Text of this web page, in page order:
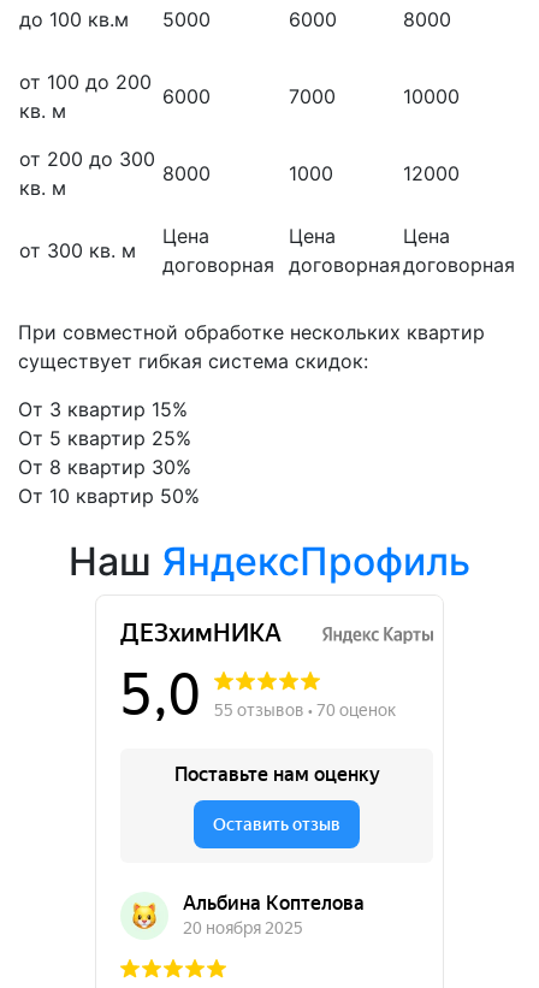
до 100 кв.м 5000 6000 8000
от 100 до 200
кв. м
6000 7000 10000
от 200 до 300
кв. м
8000 1000 12000
от 300 кв. м
Цена
договорная
Цена
договорная
Цена
договорная
При совместной обработке нескольких квартир
существует гибкая система скидок:
От 3 квартир 15%
От 5 квартир 25%
От 8 квартир 30%
От 10 квартир 50%
Наш ЯндексПрофиль